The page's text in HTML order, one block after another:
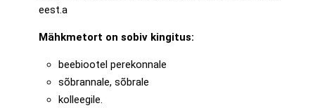
eest.a
Mähkmetort on sobiv kingitus:
beebiootel perekonnale
sõbrannale, sõbrale
kolleegile.